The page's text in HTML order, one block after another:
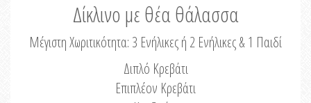
Δίκλινο με θέα θάλασσα
Μέγιστη Χωριτικότητα: 3 Ενήλικες ή 2 Ενήλικες & 1 Παιδί
Διπλό Κρεβάτι
Επιπλέον Κρεβάτι